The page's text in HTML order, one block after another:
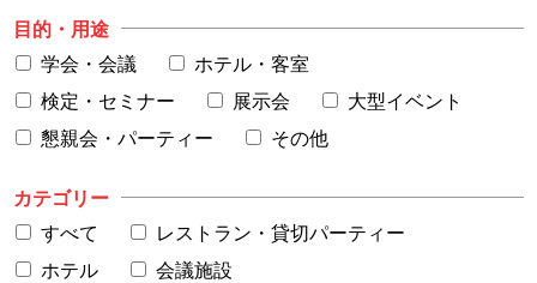
目的・用途
学会・会議
ホテル・客室
検定・セミナー
展示会
大型イベント
懇親会・パーティー
その他
カテゴリー
すべて
レストラン・貸切パーティー
ホテル
会議施設